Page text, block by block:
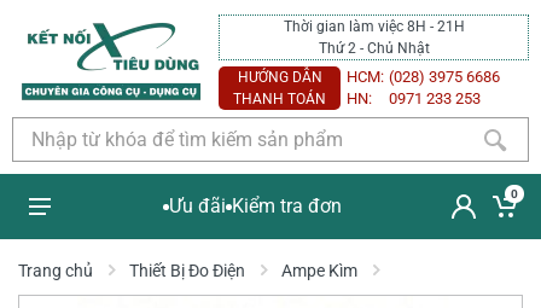
Thời gian làm việc 8H - 21H
Thứ 2 - Chủ Nhật
HƯỚNG DẪN
THANH TOÁN
HCM: (028) 3975 6686
HN:
0971 233 253
Ưu đãi Kiểm tra đơn
0
Trang chủ Thiết Bị Đo Điện Ampe Kìm